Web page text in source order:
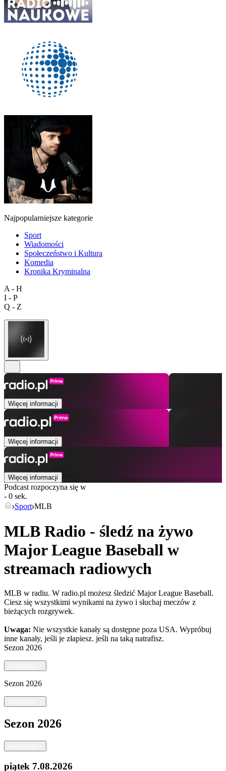
Najpopularniejsze kategorie
Sport
Wiadomości
Społeczeństwo i Kultura
Komedia
Kronika Kryminalna
A - H
I - P
Q - Z
Więcej informacji
Więcej informacji
Więcej informacji
Podcast rozpoczyna się w
- 0 sek.
Sport MLB
MLB Radio - śledź na żywo
Major League Baseball w
streamach radiowych
MLB w radiu. W radio.pl możesz śledzić Major League Baseball.
Ciesz się wszystkimi wynikami na żywo i słuchaj meczów z
bieżących rozgrywek.
Uwaga: Nie wszystkie kanały są dostępne poza USA. Wypróbuj
inne kanały, jeśli je złapiesz. jeśli na taką natrafisz.
Sezon 2026
Sezon 2026
Sezon 2026
piątek 7.08.2026